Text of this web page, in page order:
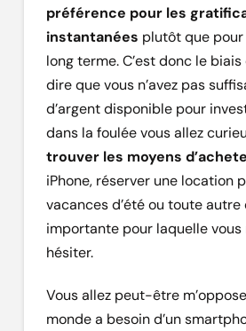
préférence pour les
instantanées plutôt que
long terme. C’est donc le
dire que vous n’avez pas
d’argent disponible pour
dans la foulée vous allez
trouver les moyens
iPhone, réserver une location
vacances d’été ou toute autre
importante pour laquelle vous
hésiter.
Vous allez peut-être
monde a besoin d’un